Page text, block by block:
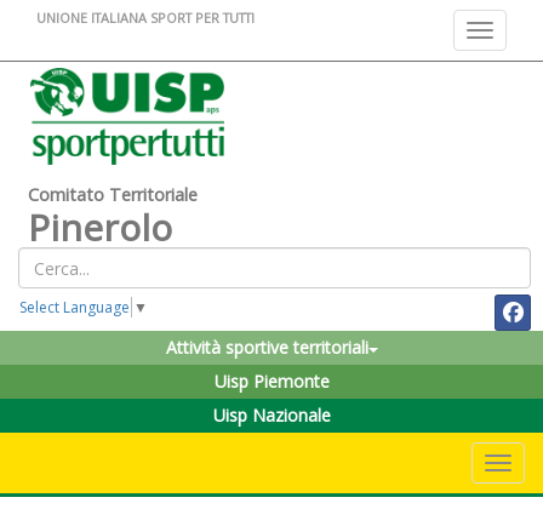
Toggle
UNIONE ITALIANA SPORT PER TUTTI
Comitato Territoriale
Pinerolo
Select Language ▼
Attività sportive territoriali
Uisp Piemonte
Uisp Nazionale